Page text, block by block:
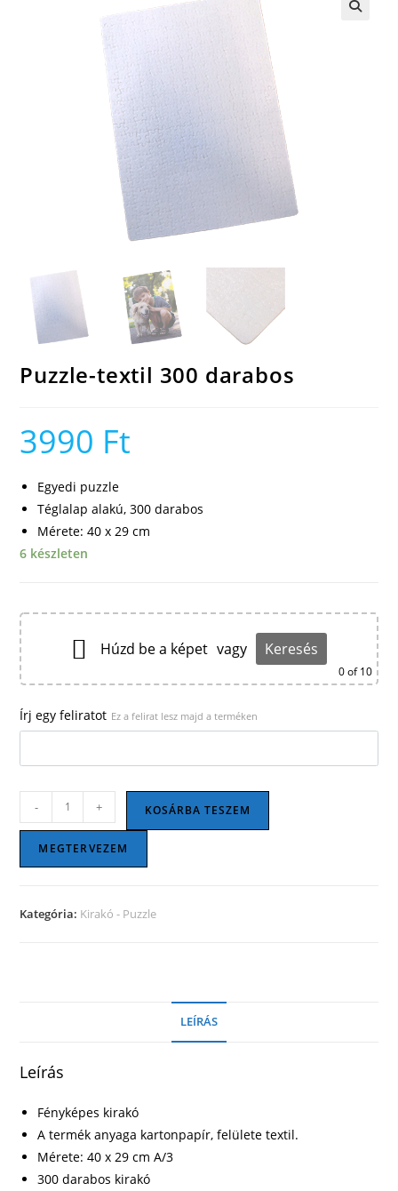
Puzzle-textil 300 darabos
3990 Ft
Egyedi puzzle
Téglalap alakú, 300 darabos
Mérete: 40 x 29 cm
6 készleten
Húzd be a képet vagy Keresés
0of 10
Írj egy feliratot Ez a felirat lesz majd a terméken
textil
300
darabos
- + KOSÁRBA TESZEM
MEGTERVEZEM
Kategória: Kirakó - Puzzle
LEÍRÁS
Leírás
Fényképes kirakó
A termék anyaga kartonpapír, felülete textil.
Mérete: 40 x 29 cm A/3
300 darabos kirakó